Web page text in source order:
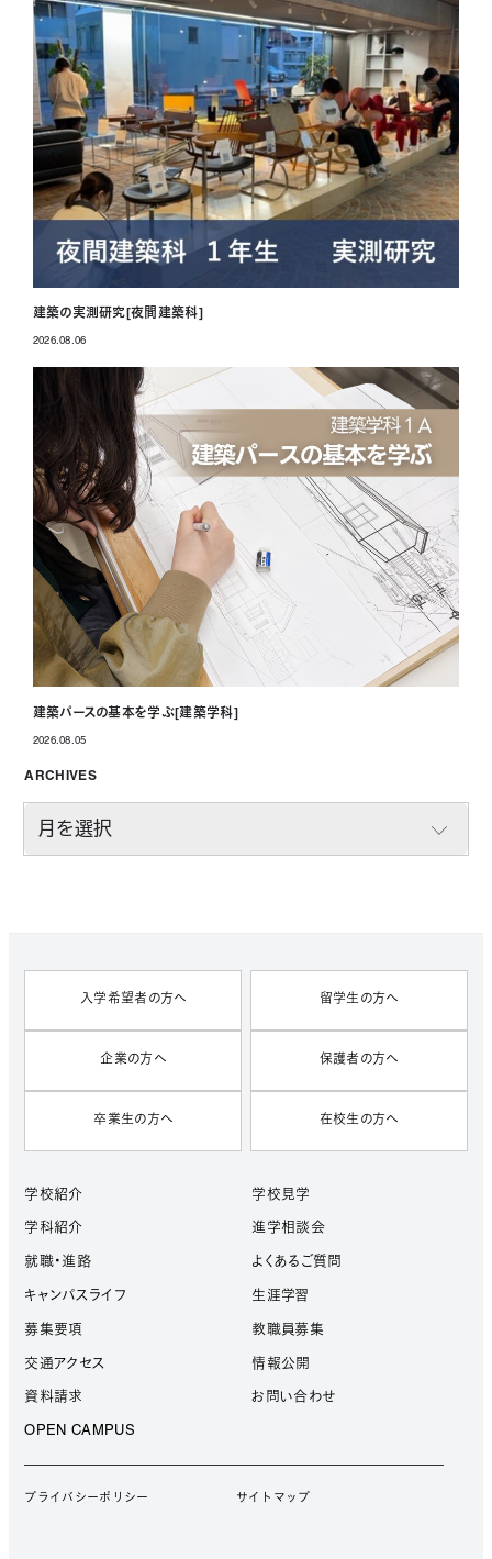
建築の実測研究[夜間建築科]
2026.08.06
建築パースの基本を学ぶ[建築学科]
2026.08.05
ARCHIVES
入学希望者の方へ 留学生の方へ
企業の方へ 保護者の方へ
卒業生の方へ 在校生の方へ
学校紹介
学科紹介
就職・進路
キャンパスライフ
募集要項
交通アクセス
資料請求
OPEN CAMPUS
学校見学
進学相談会
よくあるご質問
生涯学習
教職員募集
情報公開
お問い合わせ
プライバシーポリシー サイトマップ